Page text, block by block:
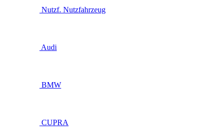
Nutzf. Nutzfahrzeug
Audi
BMW
CUPRA